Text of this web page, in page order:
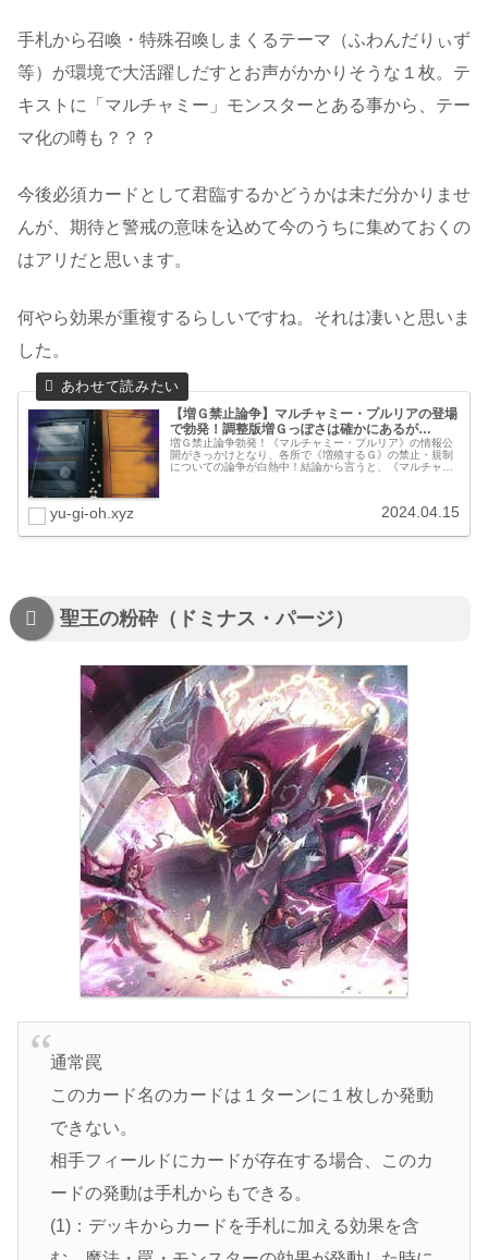
手札から召喚・特殊召喚しまくるテーマ（ふわんだりぃず
等）が環境で大活躍しだすとお声がかかりそうな１枚。テ
キストに「マルチャミー」モンスターとある事から、テー
マ化の噂も？？？
今後必須カードとして君臨するかどうかは未だ分かりませ
んが、期待と警戒の意味を込めて今のうちに集めておくの
はアリだと思います。
何やら効果が重複するらしいですね。それは凄いと思いま
した。
【増Ｇ禁止論争】マルチャミー・プルリアの登場
で勃発！調整版増Ｇっぽさは確かにあるが…
増Ｇ禁止論争勃発！《マルチャミー・プルリア》の情報公
開がきっかけとなり、各所で《増殖するＧ》の禁止・規制
についての論争が白熱中！結論から言うと、《マルチャミ
yu-gi-oh.xyz 2024.04.15
聖王の粉砕（ドミナス・パージ）
通常罠
このカード名のカードは１ターンに１枚しか発動
できない。
相手フィールドにカードが存在する場合、このカ
ードの発動は手札からもできる。
(1)：デッキからカードを手札に加える効果を含